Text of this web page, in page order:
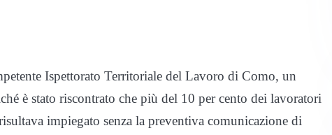
Ispettorato Territoriale del Lavoro di Como, un
è stato riscontrato che più del 10 per cento dei lavoratori
impiegato senza la preventiva comunicazione di